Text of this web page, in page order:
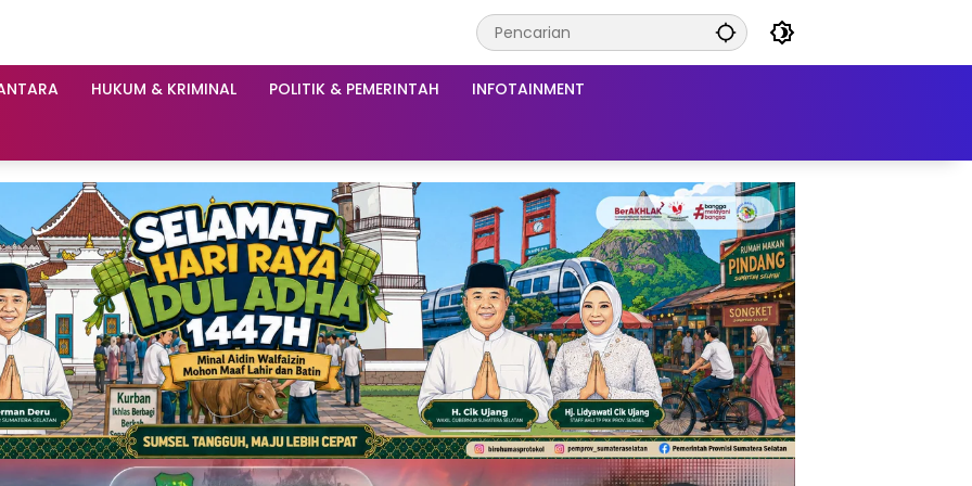
HUKUM & KRIMINAL POLITIK & PEMERINTAH INFOTAINMENT